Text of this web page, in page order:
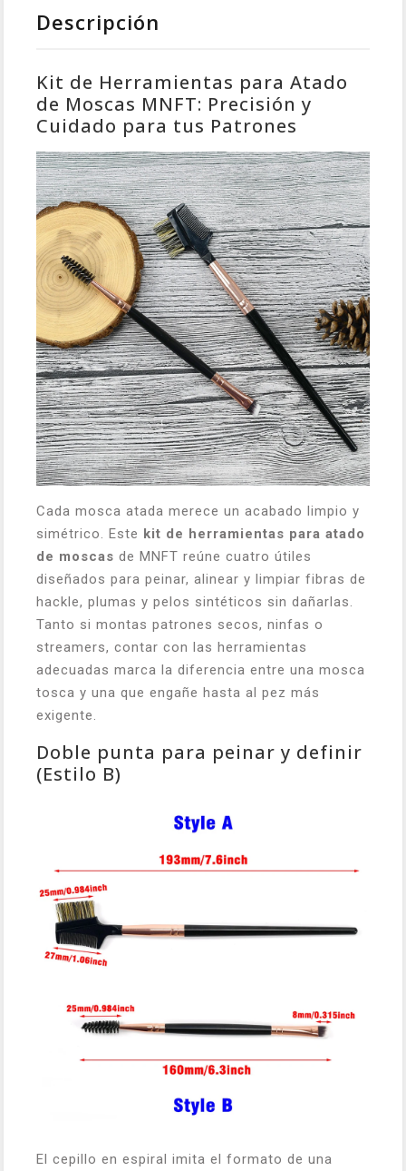
Descripción
Kit de Herramientas para Atado
de Moscas MNFT: Precisión y
Cuidado para tus Patrones
Cada mosca atada merece un acabado limpio y
simétrico. Este kit de herramientas para atado
de moscas de MNFT reúne cuatro útiles
diseñados para peinar, alinear y limpiar fibras de
hackle, plumas y pelos sintéticos sin dañarlas.
Tanto si montas patrones secos, ninfas o
streamers, contar con las herramientas
adecuadas marca la diferencia entre una mosca
tosca y una que engañe hasta al pez más
exigente.
Doble punta para peinar y definir
(Estilo B)
El cepillo en espiral imita el formato de una